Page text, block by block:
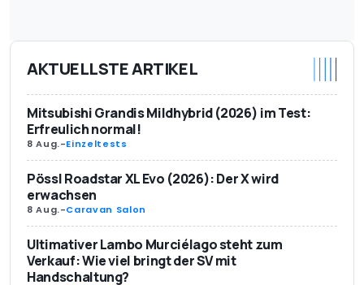
AKTUELLSTE ARTIKEL
Mitsubishi Grandis Mildhybrid (2026) im Test:
Erfreulich normal!
8 Aug.-Einzeltests
Pössl Roadstar XL Evo (2026): Der X wird
erwachsen
8 Aug.-Caravan Salon
Ultimativer Lambo Murciélago steht zum
Verkauf: Wie viel bringt der SV mit
Handschaltung?